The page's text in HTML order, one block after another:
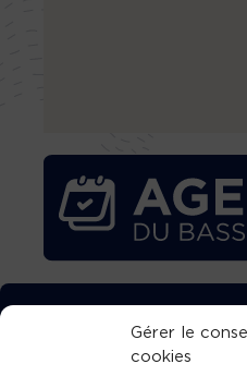
Gérer le
cookies
TÉLÉCHARGEZ